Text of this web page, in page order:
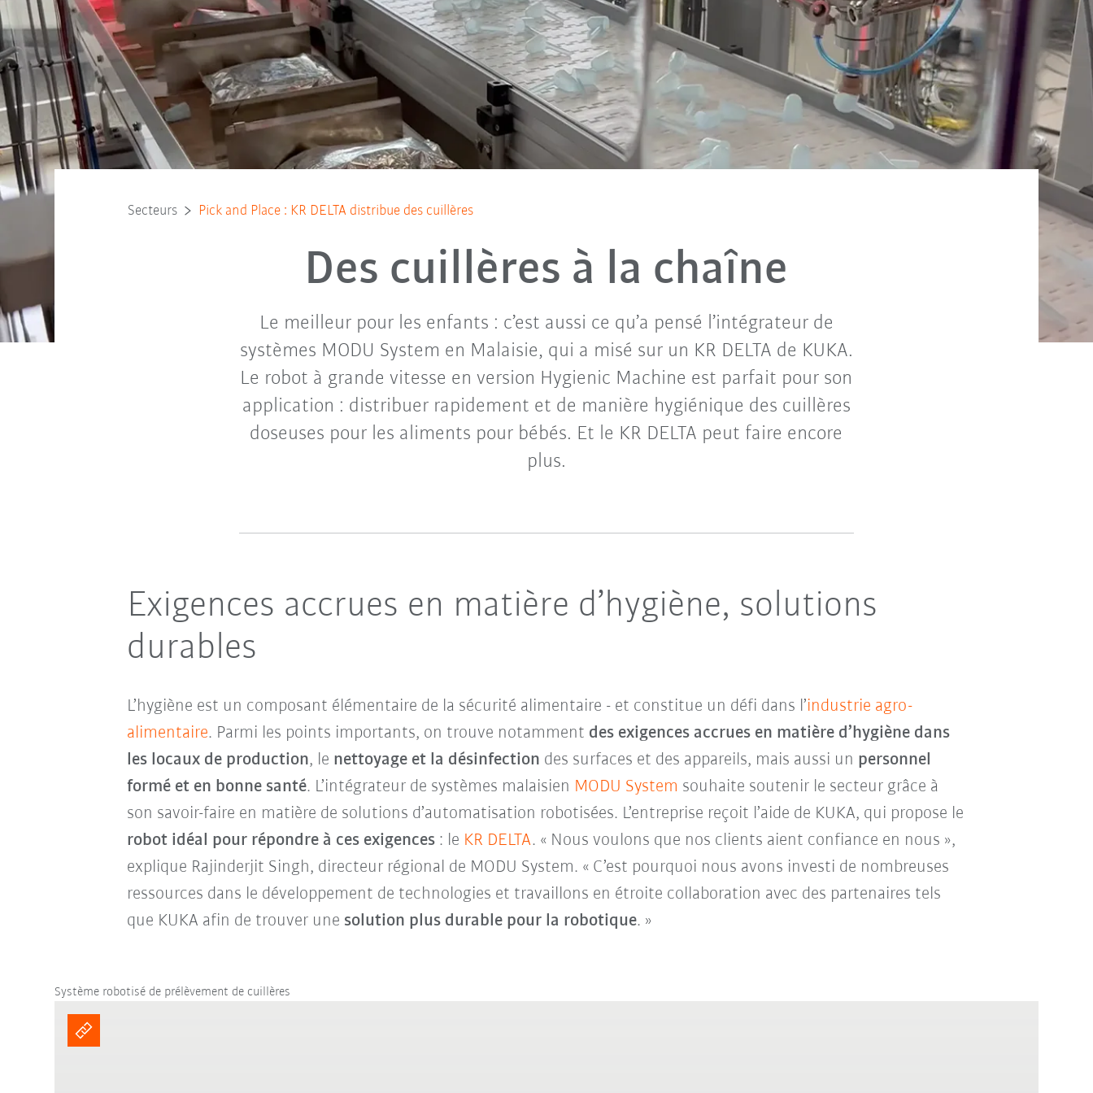
Secteurs Pick and Place : KR DELTA distribue des cuillères
Des cuillères à la chaîne
Le meilleur pour les enfants : c’est aussi ce qu’a pensé l’intégrateur de
systèmes MODU System en Malaisie, qui a misé sur un KR DELTA de KUKA.
Le robot à grande vitesse en version Hygienic Machine est parfait pour son
application : distribuer rapidement et de manière hygiénique des cuillères
doseuses pour les aliments pour bébés. Et le KR DELTA peut faire encore
plus.
Exigences accrues en matière d’hygiène, solutions
durables
L’hygiène est un composant élémentaire de la sécurité alimentaire - et constitue un défi dans l’industrie agro-
alimentaire. Parmi les points importants, on trouve notamment des exigences accrues en matière d’hygiène dans
les locaux de production, le nettoyage et la désinfection des surfaces et des appareils, mais aussi un personnel
formé et en bonne santé. L’intégrateur de systèmes malaisien MODU System souhaite soutenir le secteur grâce à
son savoir-faire en matière de solutions d’automatisation robotisées. L’entreprise reçoit l’aide de KUKA, qui propose le
robot idéal pour répondre à ces exigences: le KR DELTA. « Nous voulons que nos clients aient confiance en nous »,
explique Rajinderjit Singh, directeur régional de MODU System. « C’est pourquoi nous avons investi de nombreuses
ressources dans le développement de technologies et travaillons en étroite collaboration avec des partenaires tels
que KUKA afin de trouver une solution plus durable pour la robotique. »
Système robotisé de prélèvement de cuillères